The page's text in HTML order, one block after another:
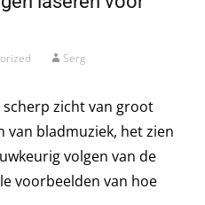
Serg
zicht van groot
van bladmuziek, het zien
volgen van de
voorbeelden van hoe